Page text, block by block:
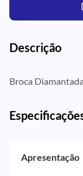
Descrição
Broca
Apresentação